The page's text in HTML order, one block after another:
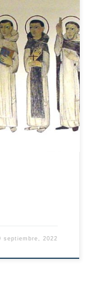
del IV
familia
por el P. Jarvis
DE LA GRAN
(10 de […]
septiembre, 2022